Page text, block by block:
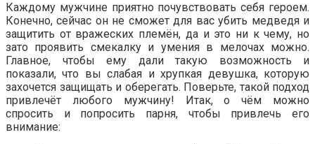
Каждому мужчине приятно почувствовать себя героем.
Конечно, сейчас он не сможет для вас убить медведя и
защитить от вражеских племён, да и это ни к чему, но
зато проявить смекалку и умения в мелочах можно.
Главное, чтобы ему дали такую возможность и
показали, что вы слабая и хрупкая девушка, которую
захочется защищать и оберегать. Поверьте, такой подход
привлечёт любого мужчину! Итак, о чём можно
спросить и попросить парня, чтобы привлечь его
внимание: